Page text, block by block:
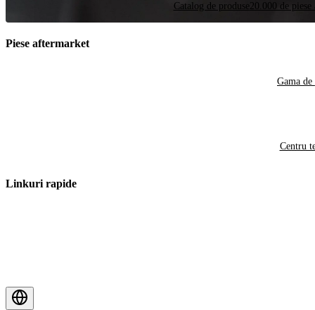
Catalog de produse 20.000 de
Piese aftermarket
Gama de
Centru
Linkuri rapide